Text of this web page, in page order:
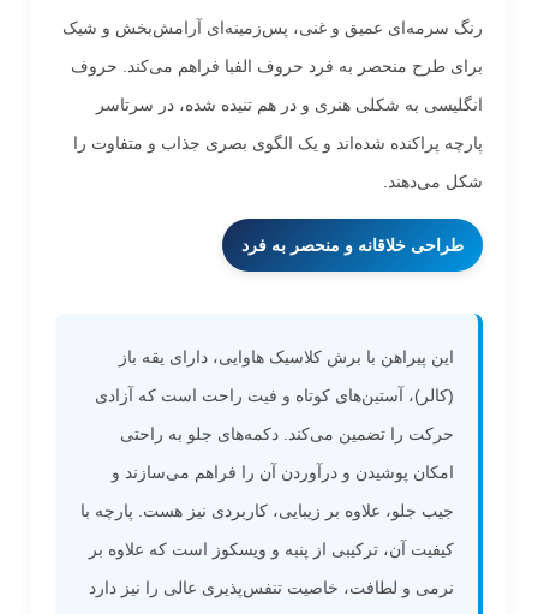
رنگ سرمه‌ای عمیق و غنی، پس‌زمینه‌ای آرامش‌بخش و شیک
برای طرح منحصر به فرد حروف الفبا فراهم می‌کند. حروف
انگلیسی به شکلی هنری و در هم تنیده شده، در سرتاسر
پارچه پراکنده شده‌اند و یک الگوی بصری جذاب و متفاوت را
شکل می‌دهند.
طراحی خلاقانه و منحصر به فرد
این پیراهن با برش کلاسیک هاوایی، دارای یقه باز
(کالر)، آستین‌های کوتاه و فیت راحت است که آزادی
حرکت را تضمین می‌کند. دکمه‌های جلو به راحتی
امکان پوشیدن و درآوردن آن را فراهم می‌سازند و
جیب جلو، علاوه بر زیبایی، کاربردی نیز هست. پارچه با
کیفیت آن، ترکیبی از پنبه و ویسکوز است که علاوه بر
نرمی و لطافت، خاصیت تنفس‌پذیری عالی را نیز دارد